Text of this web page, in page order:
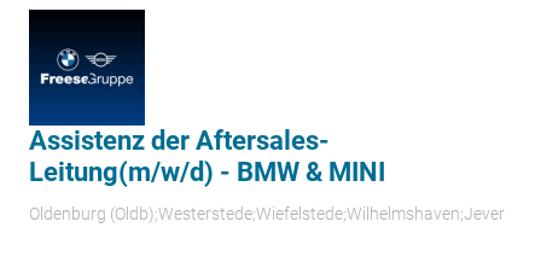
Assistenz der Aftersales-
Leitung(m/w/d) - BMW & MINI
Oldenburg (Oldb);Westerstede;Wiefelstede;Wilhelmshaven;Jever